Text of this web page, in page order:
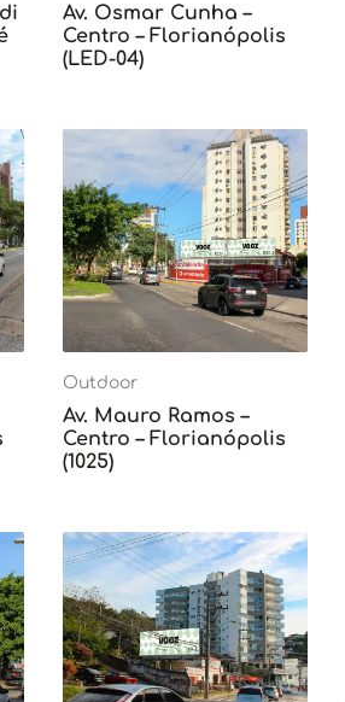
Av. Osmar Cunha –
Centro – Florianópolis
(LED-04)
Outdoor
Av. Mauro Ramos –
Centro – Florianópolis
(1025)